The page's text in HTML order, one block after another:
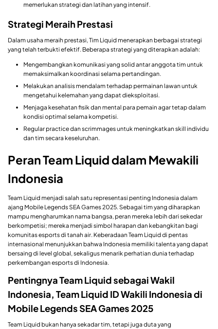
memerlukan strategi dan latihan yang intensif.
Strategi Meraih Prestasi
Dalam usaha meraih prestasi, Tim Liquid menerapkan berbagai strategi
yang telah terbukti efektif. Beberapa strategi yang diterapkan adalah:
Mengembangkan komunikasi yang solid antar anggota tim untuk
memaksimalkan koordinasi selama pertandingan.
Melakukan analisis mendalam terhadap permainan lawan untuk
mengetahui kelemahan yang dapat dieksploitasi.
Menjaga kesehatan fisik dan mental para pemain agar tetap dalam
kondisi optimal selama kompetisi.
Regular practice dan scrimmages untuk meningkatkan skill individu
dan tim secara keseluruhan.
Peran Team Liquid dalam Mewakili
Indonesia
Team Liquid menjadi salah satu representasi penting Indonesia dalam
ajang Mobile Legends SEA Games 2025. Sebagai tim yang diharapkan
mampu mengharumkan nama bangsa, peran mereka lebih dari sekedar
berkompetisi; mereka menjadi simbol harapan dan kebangkitan bagi
komunitas esports di tanah air. Keberadaan Team Liquid di pentas
internasional menunjukkan bahwa Indonesia memiliki talenta yang dapat
bersaing di level global, sekaligus menarik perhatian dunia terhadap
perkembangan esports di Indonesia.
Pentingnya Team Liquid sebagai Wakil
Indonesia, Team Liquid ID Wakili Indonesia di
Mobile Legends SEA Games 2025
Team Liquid bukan hanya sekadar tim, tetapi juga duta yang